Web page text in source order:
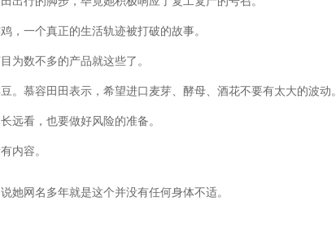
，一个真正的生活轨迹被打破的故事。
为数不多的产品就这些了。
慕容田田表示，希望进口麦芽、酵母、酒花不要有太大的波动。
远看，也要做好风险的准备。
内容。
她网名多年就是这个并没有任何身体不适。